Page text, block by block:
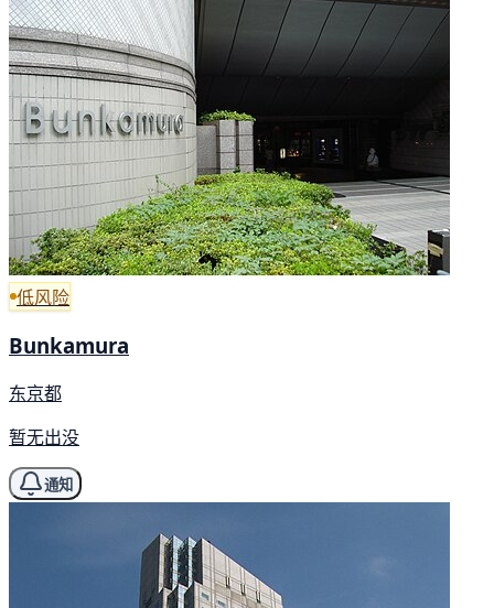
低风险
Bunkamura
东京都
暂无出没
通知